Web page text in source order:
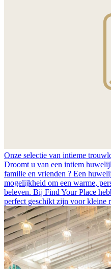
Onze selectie van intieme
Droomt u van een intiem
familie en vrienden ? Een
mogelijkheid om een warme,
beleven. Bij Find Your Place
perfect geschikt zijn voor kleine